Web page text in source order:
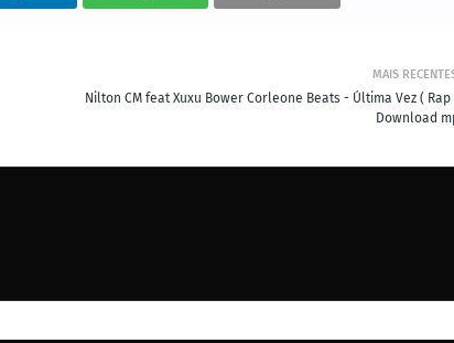
MAIS
Nilton CM feat Xuxu Bower Corleone Beats - Última Vez ( Rap )
Download